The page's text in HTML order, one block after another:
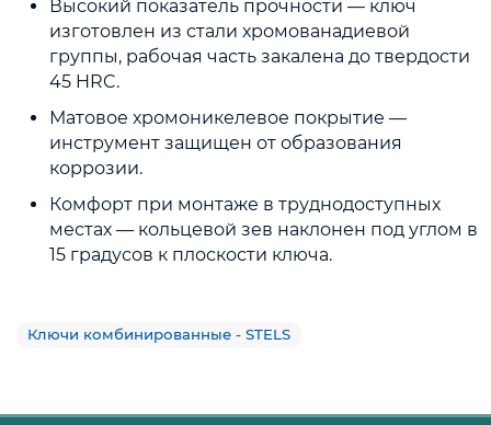
Высокий показатель прочности — ключ
изготовлен из стали хромованадиевой
группы, рабочая часть закалена до твердости
45 HRC.
Матовое хромоникелевое покрытие —
инструмент защищен от образования
коррозии.
Комфорт при монтаже в труднодоступных
местах — кольцевой зев наклонен под углом в
15 градусов к плоскости ключа.
Ключи комбинированные - STELS